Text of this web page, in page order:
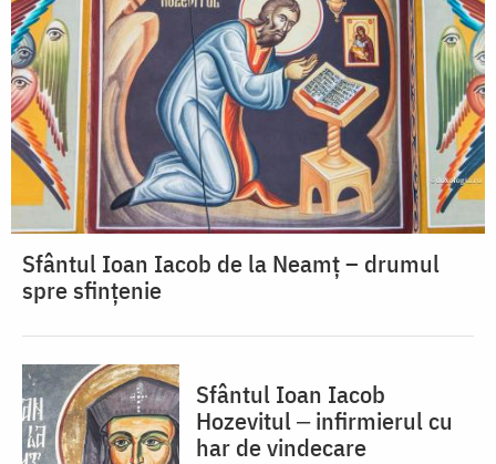
Sfântul Ioan Iacob de la Neamț – drumul
spre sfințenie
Sfântul Ioan Iacob
Hozevitul ‒ infirmierul cu
har de vindecare